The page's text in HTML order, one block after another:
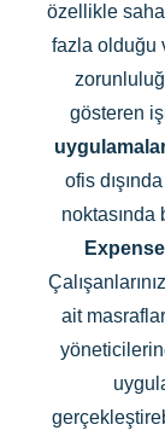
özellikle saha
fazla olduğu
gösteren
ofis
noktasında
Expense
ait